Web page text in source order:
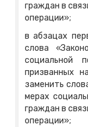
граждан в
операции»;
в абзацах
слова
социальной
призванных
заменить
мерах
граждан в
операции»;